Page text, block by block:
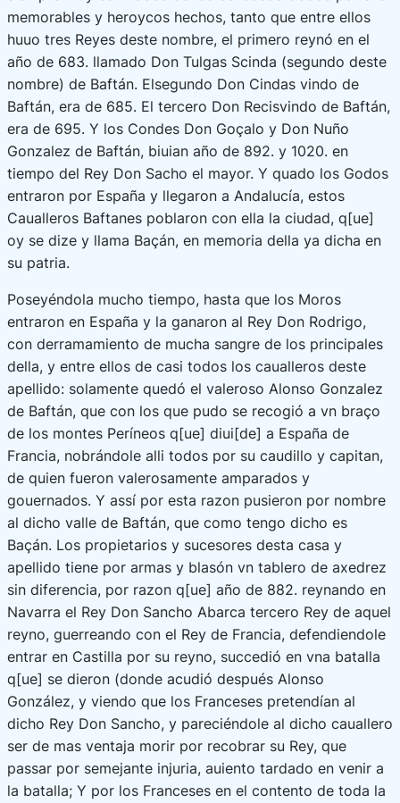
memorables y heroycos hechos, tanto que entre ellos
huuo tres Reyes deste nombre, el primero reynó en el
año de 683. llamado Don Tulgas Scinda (segundo deste
nombre) de Baftán. Elsegundo Don Cindas vindo de
Baftán, era de 685. El tercero Don Recisvindo de Baftán,
era de 695. Y los Condes Don Goçalo y Don Nuño
Gonzalez de Baftán, biuian año de 892. y 1020. en
tiempo del Rey Don Sacho el mayor. Y quado los Godos
entraron por España y llegaron a Andalucía, estos
Caualleros Baftanes poblaron con ella la ciudad, q[ue]
oy se dize y llama Baçán, en memoria della ya dicha en
su patria.
Poseyéndola mucho tiempo, hasta que los Moros
entraron en España y la ganaron al Rey Don Rodrigo,
con derramamiento de mucha sangre de los principales
della, y entre ellos de casi todos los caualleros deste
apellido: solamente quedó el valeroso Alonso Gonzalez
de Baftán, que con los que pudo se recogió a vn braço
de los montes Períneos q[ue] diui[de] a España de
Francia, nobrándole alli todos por su caudillo y capitan,
de quien fueron valerosamente amparados y
gouernados. Y assí por esta razon pusieron por nombre
al dicho valle de Baftán, que como tengo dicho es
Baçán. Los propietarios y sucesores desta casa y
apellido tiene por armas y blasón vn tablero de axedrez
sin diferencia, por razon q[ue] año de 882. reynando en
Navarra el Rey Don Sancho Abarca tercero Rey de aquel
reyno, guerreando con el Rey de Francia, defendiendole
entrar en Castilla por su reyno, succedió en vna batalla
q[ue] se dieron (donde acudió después Alonso
González, y viendo que los Franceses pretendían al
dicho Rey Don Sancho, y pareciéndole al dicho cauallero
ser de mas ventaja morir por recobrar su Rey, que
passar por semejante injuria, auiento tardado en venir a
la batalla; Y por los Franceses en el contento de toda la